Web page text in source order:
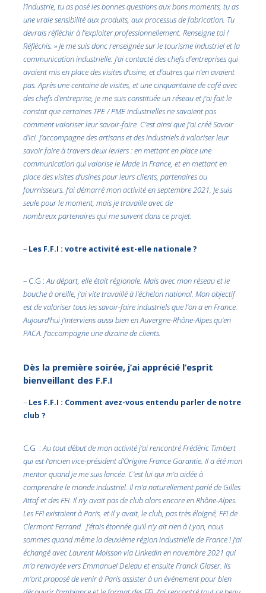
l’industrie, tu as posé les bonnes questions aux bons moments, tu as
une vraie sensibilité aux produits, aux processus de fabrication. Tu
devrais réfléchir à l’exploiter professionnellement. Renseigne toi !
Réfléchis. » Je me suis donc renseignée sur le tourisme industriel et la
communication industrielle. J’ai contacté des chefs d’entreprises qui
avaient mis en place des visites d’usine, et d’autres qui n’en avaient
pas. Après une centaine de visites, et une cinquantaine de café avec
des chefs d’entreprise, je me suis constituée un réseau et j’ai fait le
constat que certaines TPE / PME industrielles ne savaient pas
comment valoriser leur savoir-faire. C’est ainsi que j’ai créé Savoir
d’Ici. J’accompagne des artisans et des industriels à valoriser leur
savoir faire à travers deux leviers : en mettant en place une
communication qui valorise le Made In France, et en mettant en
place des visites d’usines pour leurs clients, partenaires ou
fournisseurs. J’ai démarré mon activité en septembre 2021. Je suis
seule pour le moment, mais je travaille avec de
nombreux partenaires qui me suivent dans ce projet.
– Les F.F.I : votre activité est-elle nationale ?
– C.G :Au départ, elle était régionale. Mais avec mon réseau et le
bouche à oreille, j’ai vite travaillé à l’échelon national. Mon objectif
est de valoriser tous les savoir-faire industriels que l’on a en France.
Aujourd’hui j’interviens aussi bien en Auvergne-Rhône-Alpes qu’en
PACA. J’accompagne une dizaine de clients.
Dès la première soirée, j’ai apprécié l’esprit
bienveillant des F.F.I
– Les F.F.I : Comment avez-vous entendu parler de notre
club ?
C.G :Au tout début de mon activité j’ai rencontré Frédéric Timbert
qui est l’ancien vice-président d’Origine France Garantie. Il a été mon
mentor quand je me suis lancée. C’est lui qui m’a aidée à
comprendre le monde industriel. Il m’a naturellement parlé de Gilles
Attaf et des FFI. Il n’y avait pas de club alors encore en Rhône-Alpes.
Les FFI existaient à Paris, et il y avait, le club, pas très éloigné, FFI de
Clermont Ferrand. J’étais étonnée qu’il n’y ait rien à Lyon, nous
sommes quand même la deuxième région industrielle de France ! J’ai
échangé avec Laurent Moisson via Linkedin en novembre 2021 qui
m’a renvoyée vers Emmanuel Deleau et ensuite Franck Glaser. Ils
m’ont proposé de venir à Paris assister à un événement pour bien